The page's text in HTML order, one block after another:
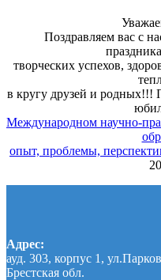
Поздравляем вас с
творческих успехов,
в кругу друзей и родных!!!
Международном научно-
опыт, проблемы,
Адрес:
ауд. 303, корпус 1,
Брестская обл.